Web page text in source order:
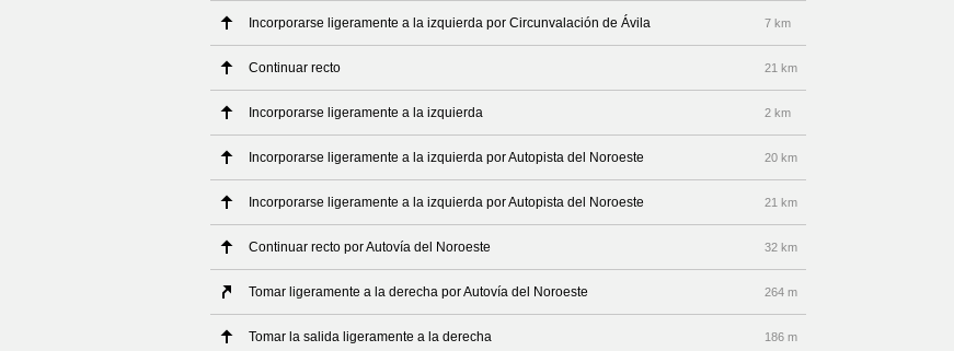
Incorporarse ligeramente a la izquierda por Circunvalación de Ávila 7 km
Continuar recto 21 km
Incorporarse ligeramente a la izquierda 2 km
Incorporarse ligeramente a la izquierda por Autopista del Noroeste 20 km
Incorporarse ligeramente a la izquierda por Autopista del Noroeste 21 km
Continuar recto por Autovía del Noroeste 32 km
Tomar ligeramente a la derecha por Autovía del Noroeste 264 m
Tomar la salida ligeramente a la derecha 186 m